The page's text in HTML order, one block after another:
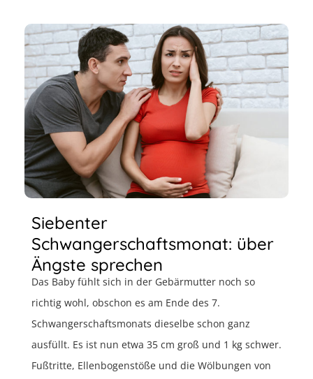
Siebenter
Schwangerschaftsmonat: über
Ängste sprechen
Das Baby fühlt sich in der Gebärmutter noch so
richtig wohl, obschon es am Ende des 7.
Schwangerschaftsmonats dieselbe schon ganz
ausfüllt. Es ist nun etwa 35 cm groß und 1 kg schwer.
Fußtritte, Ellenbogenstöße und die Wölbungen von